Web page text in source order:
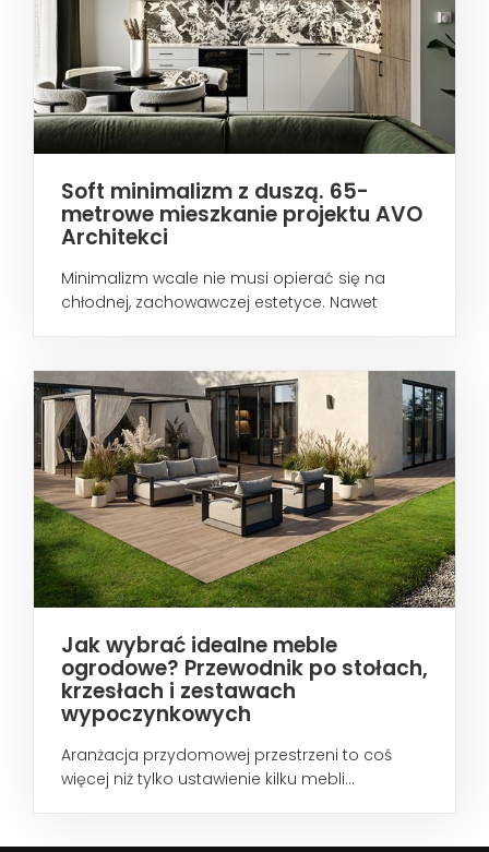
Soft minimalizm z duszą. 65-
metrowe mieszkanie projektu AVO
Architekci
Minimalizm wcale nie musi opierać się na
chłodnej, zachowawczej estetyce. Nawet
Jak wybrać idealne meble
ogrodowe? Przewodnik po stołach,
krzesłach i zestawach
wypoczynkowych
Aranżacja przydomowej przestrzeni to coś
więcej niż tylko ustawienie kilku mebli...